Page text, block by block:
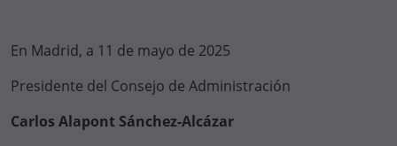
En Madrid, a 11 de mayo de 2025
Presidente del Consejo de Administración
Carlos Alapont Sánchez-Alcázar